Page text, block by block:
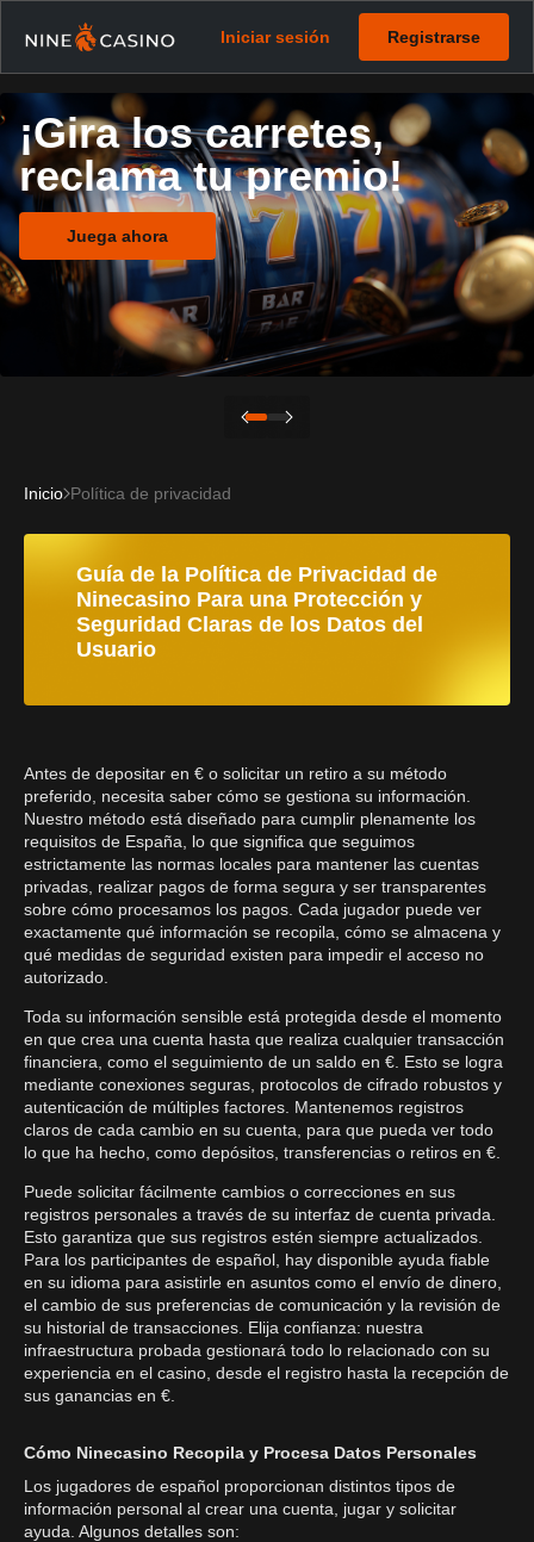
Iniciar sesión Registrarse
¡Gira los carretes,
reclama tu premio!
Juega ahora
Inicio Política de privacidad
Guía de la Política de Privacidad de
Ninecasino Para una Protección y
Seguridad Claras de los Datos del
Usuario
Antes de depositar en € o solicitar un retiro a su método
preferido, necesita saber cómo se gestiona su información.
Nuestro método está diseñado para cumplir plenamente los
requisitos de España, lo que significa que seguimos
estrictamente las normas locales para mantener las cuentas
privadas, realizar pagos de forma segura y ser transparentes
sobre cómo procesamos los pagos. Cada jugador puede ver
exactamente qué información se recopila, cómo se almacena y
qué medidas de seguridad existen para impedir el acceso no
autorizado.
Toda su información sensible está protegida desde el momento
en que crea una cuenta hasta que realiza cualquier transacción
financiera, como el seguimiento de un saldo en €. Esto se logra
mediante conexiones seguras, protocolos de cifrado robustos y
autenticación de múltiples factores. Mantenemos registros
claros de cada cambio en su cuenta, para que pueda ver todo
lo que ha hecho, como depósitos, transferencias o retiros en €.
Puede solicitar fácilmente cambios o correcciones en sus
registros personales a través de su interfaz de cuenta privada.
Esto garantiza que sus registros estén siempre actualizados.
Para los participantes de español, hay disponible ayuda fiable
en su idioma para asistirle en asuntos como el envío de dinero,
el cambio de sus preferencias de comunicación y la revisión de
su historial de transacciones. Elija confianza: nuestra
infraestructura probada gestionará todo lo relacionado con su
experiencia en el casino, desde el registro hasta la recepción de
sus ganancias en €.
Cómo Ninecasino Recopila y Procesa Datos Personales
Los jugadores de español proporcionan distintos tipos de
información personal al crear una cuenta, jugar y solicitar
ayuda. Algunos detalles son: